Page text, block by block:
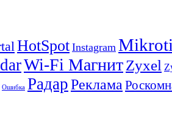
HotSpot Instagram
Wi-Fi МагнитZyxel
Ошибка РадарРеклама